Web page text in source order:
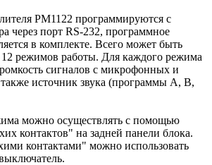
PM1122 программируются с
через порт RS-232, программное
в комплекте. Всего может быть
режимов работы. Для каждого режима
сигналов с микрофонных и
источник звука (программы A, B,
можно осуществлять с помощью
контактов" на задней панели блока.
контактами" можно использовать